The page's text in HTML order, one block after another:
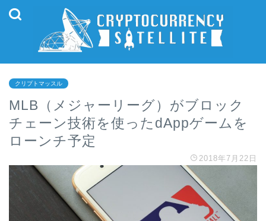
クリプトマッスル
MLB（メジャーリーグ）がブロック
チェーン技術を使ったdAppゲームを
ローンチ予定
2018年7月22日